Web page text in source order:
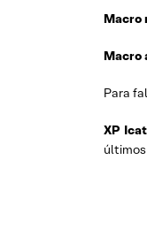
Macro
Macro
Para
XP